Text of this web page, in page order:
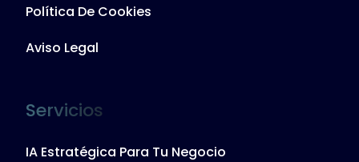
Política De Cookies
Aviso Legal
Servicios
IA Estratégica Para Tu Negocio